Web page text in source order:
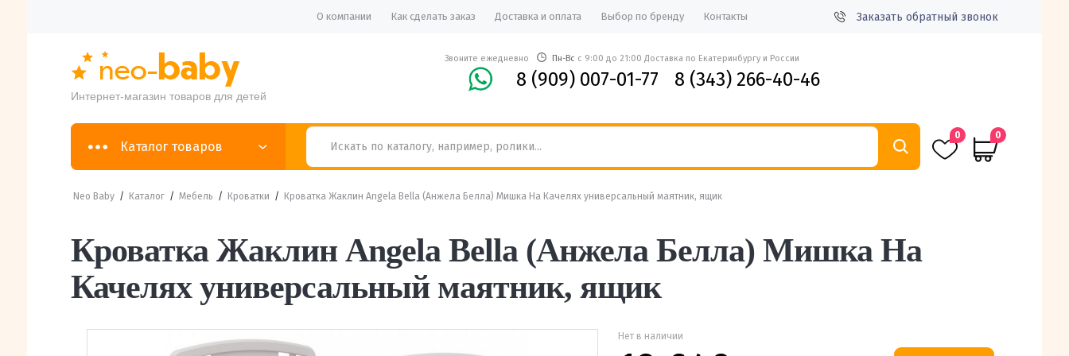
О компании Как сделать заказ Доставка и оплата Выбор по бренду Контакты Заказать обратный звонок
Интернет-магазин товаров для детей
Звоните ежедневно Пн-Вс с 9:00 до 21:00 Доставка по Екатеринбургу и России
8 (909) 007-01-77 8 (343) 266-40-46
Каталог товаров
0 0
Neo Baby/ Каталог/ Мебель / Кроватки / Кроватка Жаклин Angela Bella (Анжела Белла) Мишка На Качелях универсальный маятник, ящик
Кроватка Жаклин Angela Bella (Анжела Белла) Мишка На
Качелях универсальный маятник, ящик
Нет в наличии